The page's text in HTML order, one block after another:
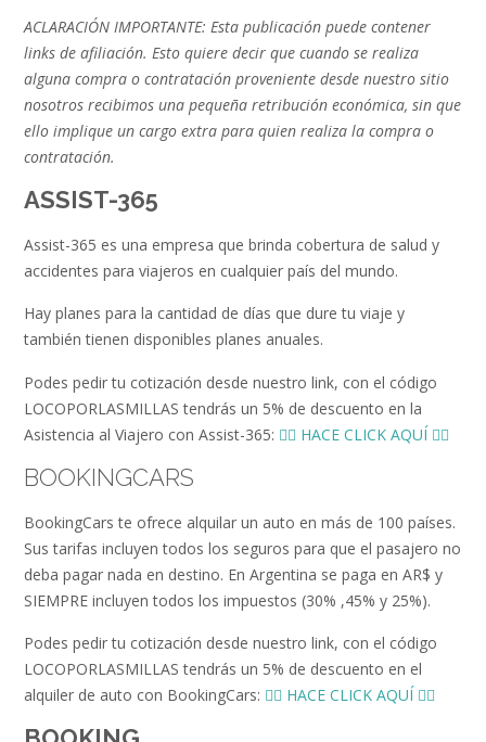
ACLARACIÓN IMPORTANTE: Esta publicación puede contener
links de afiliación. Esto quiere decir que cuando se realiza
alguna compra o contratación proveniente desde nuestro sitio
nosotros recibimos una pequeña retribución económica, sin que
ello implique un cargo extra para quien realiza la compra o
contratación.
ASSIST-365
Assist-365 es una empresa que brinda cobertura de salud y
accidentes para viajeros en cualquier país del mundo.
Hay planes para la cantidad de días que dure tu viaje y
también tienen disponibles planes anuales.
Podes pedir tu cotización desde nuestro link, con el código
LOCOPORLASMILLAS tendrás un 5% de descuento en la
Asistencia al Viajero con Assist-365: 👉🏻 HACE CLICK AQUÍ 👈🏻
BOOKINGCARS
BookingCars te ofrece alquilar un auto en más de 100 países.
Sus tarifas incluyen todos los seguros para que el pasajero no
deba pagar nada en destino. En Argentina se paga en AR$ y
SIEMPRE incluyen todos los impuestos (30% ,45% y 25%).
Podes pedir tu cotización desde nuestro link, con el código
LOCOPORLASMILLAS tendrás un 5% de descuento en el
alquiler de auto con BookingCars: 👉🏻 HACE CLICK AQUÍ 👈🏻